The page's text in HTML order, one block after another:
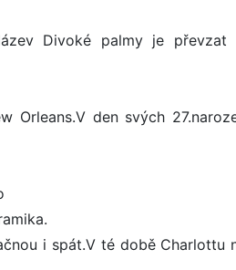
Divoké palmy je převzat
Orleans.V den svých
i spát.V té době Charlottu